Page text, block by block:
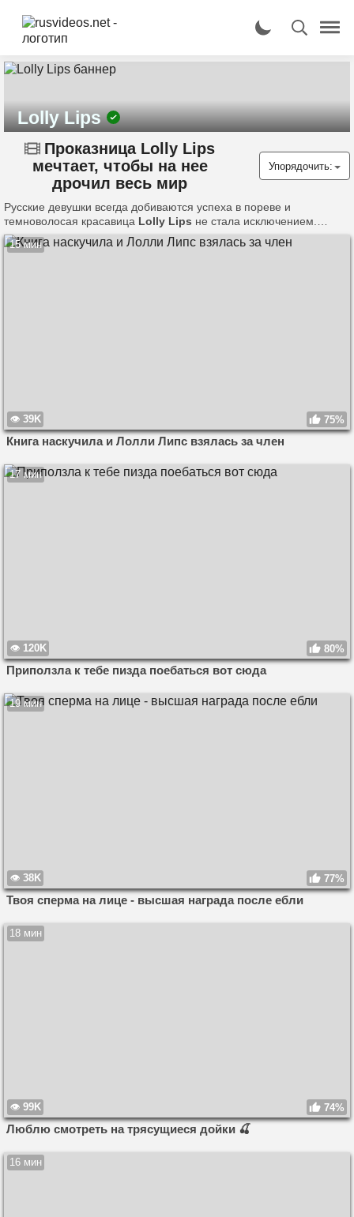
Lolly Lips
Проказница Lolly Lips
мечтает, чтобы на нее
дрочил весь мир
Упорядочить:
Русские девушки всегда добиваются успеха в пореве и
темноволосая красавица Lolly Lips не стала исключением.
Сначала она просто ебалась со своим парнем перед камерой и
сливала хоумвидео в интернет, а теперь новых роликов с ее
15 мин
39K 75%
Книга наскучила и Лолли Липс взялась за член
17 мин
120K 80%
Приползла к тебе пизда поебаться вот сюда
19 мин
38K 77%
Твоя сперма на лице - высшая награда после ебли
18 мин
99K 74%
Люблю смотреть на трясущиеся дойки 🍒
16 мин